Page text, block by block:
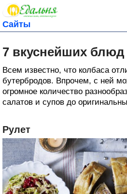
Сайты
7 вкуснейших блюд
Всем известно, что колбаса
бутербродов. Впрочем, с ней
огромное количество
салатов и супов до
Рулет